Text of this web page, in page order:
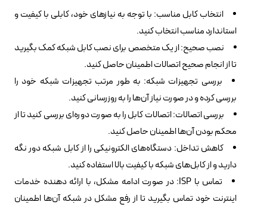
انتخاب کابل مناسب: با توجه به نیازهای خود، کابلی با کیفیت و
استاندارد مناسب انتخاب کنید.
نصب صحیح: از یک متخصص برای نصب کابل شبکه کمک بگیرید
تا از انجام صحیح اتصالات اطمینان حاصل کنید.
بررسی تجهیزات شبکه: به طور مرتب تجهیزات شبکه خود را
بررسی کرده و در صورت نیاز آن‌ها را به روزرسانی کنید.
بررسی اتصالات: اتصالات کابل را به صورت دوره‌ای بررسی کنید تا از
محکم بودن آن‌ها اطمینان حاصل کنید.
کاهش تداخل: دستگاه‌های الکترونیکی را از کابل شبکه دور نگه
دارید و از کابل‌های شبکه با کیفیت بالا استفاده کنید.
تماس با ISP: در صورت ادامه مشکل، با ارائه دهنده خدمات
اینترنت خود تماس بگیرید تا از رفع مشکل در شبکه آن‌ها اطمینان